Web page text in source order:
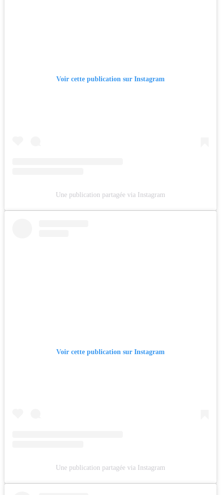
Voir cette publication sur Instagram
Une publication partagée via Instagram
Voir cette publication sur Instagram
Une publication partagée via Instagram